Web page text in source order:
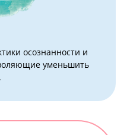
осознанности и
уменьшить
.